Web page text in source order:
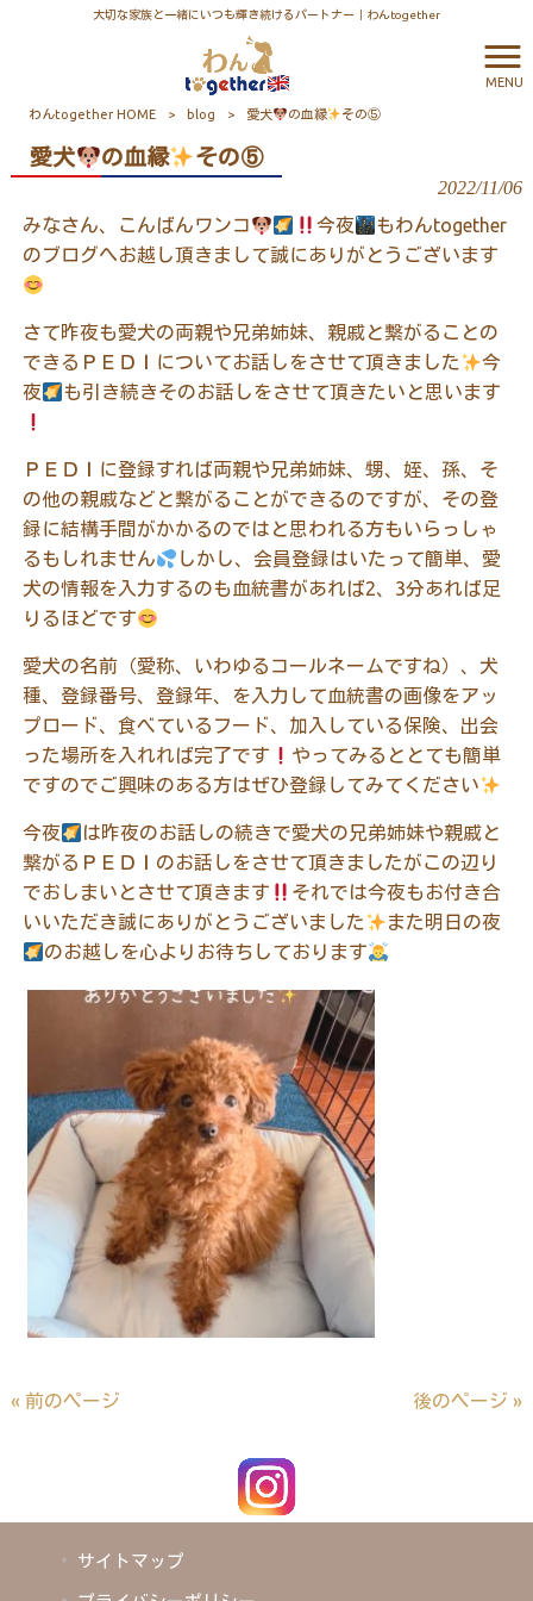
大切な家族と一緒にいつも輝き続けるパートナー｜わんtogether
MENU
わんtogether HOME > blog > 愛犬 の血縁 その⑤
愛犬 の血縁 その⑤
2022/11/06
みなさん、こんばんワンコ 今夜 もわんtogether
のブログへお越し頂きまして誠にありがとうございます
さて昨夜も愛犬の両親や兄弟姉妹、親戚と繋がることの
できるＰＥＤＩについてお話しをさせて頂きました
今
夜
も引き続きそのお話しをさせて頂きたいと思います
ＰＥＤＩに登録すれば両親や兄弟姉妹、甥、姪、孫、そ
の他の親戚などと繋がることができるのですが、その登
録に結構手間がかかるのではと思われる方もいらっしゃ
るもしれません
しかし、会員登録はいたって簡単、愛
犬の情報を入力するのも血統書があれば2、 3分あれば足
りるほどです
愛犬の名前（愛称、いわゆるコールネームですね）、犬
種、登録番号、登録年、を入力して血統書の画像をアッ
プロード、食べているフード、加入している保険、出会
った場所を入れれば完了です
やってみるととても簡単
ですのでご興味のある方はぜひ登録してみてください
今夜
は昨夜のお話しの続きで愛犬の兄弟姉妹や親戚と
繋がるＰＥＤＩのお話しをさせて頂きましたがこの辺り
でおしまいとさせて頂きます
それでは今夜もお付き合
いいただき誠にありがとうございました
また明日の夜
のお越しを心よりお待ちしております
« 前のページ 後のページ »
サイトマップ